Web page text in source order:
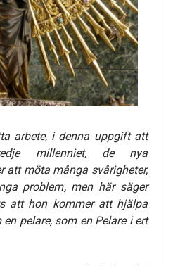
arbete, i denna uppgift att
millenniet, de nya
att möta många svårigheter,
problem, men här säger
att hon kommer att hjälpa
pelare, som en Pelare i ert